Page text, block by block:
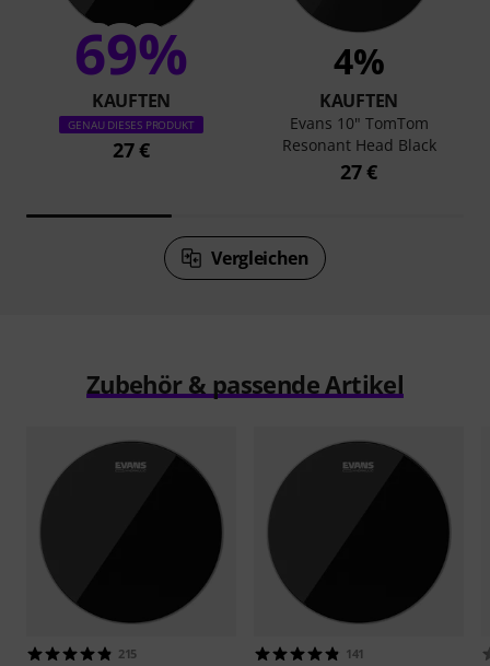
69%
KAUFTEN
GENAU DIESES PRODUKT
27 €
4%
KAUFTEN
Evans 10" TomTom
Resonant Head Black
27 €
Vergleichen
Zubehör & passende Artikel
215 141